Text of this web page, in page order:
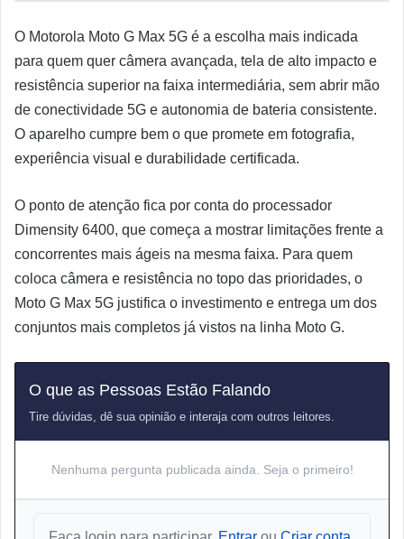
O Motorola Moto G Max 5G é a escolha mais indicada
para quem quer câmera avançada, tela de alto impacto e
resistência superior na faixa intermediária, sem abrir mão
de conectividade 5G e autonomia de bateria consistente.
O aparelho cumpre bem o que promete em fotografia,
experiência visual e durabilidade certificada.
O ponto de atenção fica por conta do processador
Dimensity 6400, que começa a mostrar limitações frente a
concorrentes mais ágeis na mesma faixa. Para quem
coloca câmera e resistência no topo das prioridades, o
Moto G Max 5G justifica o investimento e entrega um dos
conjuntos mais completos já vistos na linha Moto G.
O que as Pessoas Estão Falando
Tire dúvidas, dê sua opinião e interaja com outros leitores.
Nenhuma pergunta publicada ainda. Seja o primeiro!